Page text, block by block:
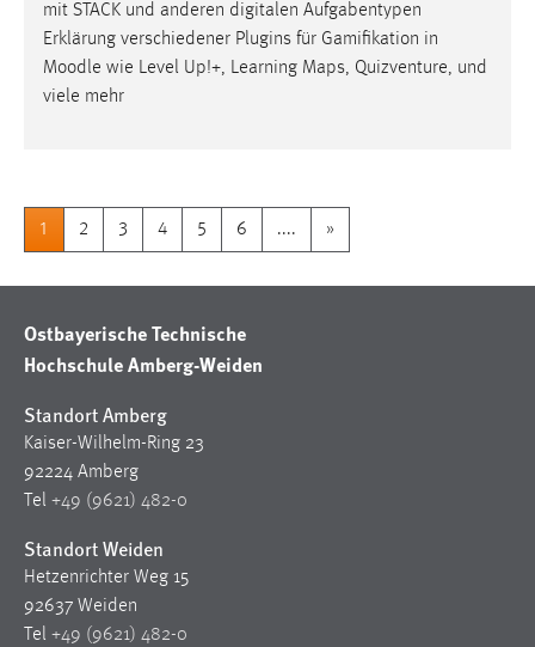
mit STACK und anderen digitalen Aufgabentypen
Erklärung verschiedener Plugins für Gamifikation in
Moodle wie Level Up!+, Learning Maps, Quizventure, und
viele mehr
1 2 3 4 5 6 .... »
Ostbayerische Technische
Hochschule Amberg-Weiden
Standort Amberg
Kaiser-Wilhelm-Ring 23
92224 Amberg
Tel +49 (9621) 482-0
Standort Weiden
Hetzenrichter Weg 15
92637 Weiden
Tel +49 (9621) 482-0